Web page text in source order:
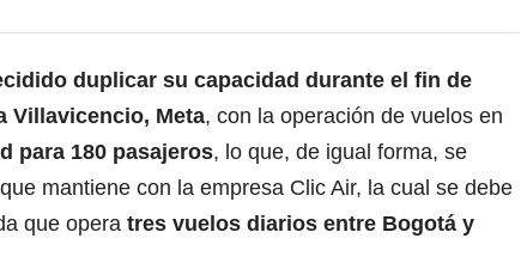
duplicar su capacidad durante el fin de
Villavicencio, Meta, con la operación de vuelos en
para 180 pasajeros, lo que, de igual forma, se
mantiene con la empresa Clic Air, la cual se debe
que opera tres vuelos diarios entre Bogotá y